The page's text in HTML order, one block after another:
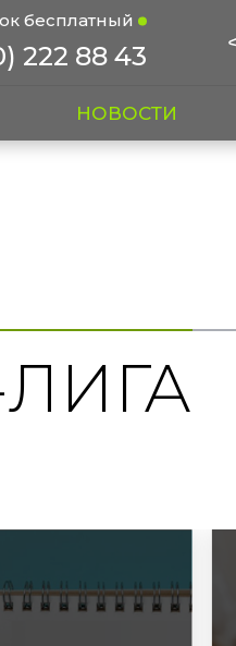
бесплатный
222 88 43
НОВОСТИ